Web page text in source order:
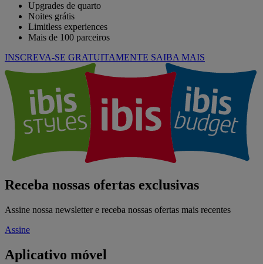
Upgrades de quarto
Noites grátis
Limitless experiences
Mais de 100 parceiros
INSCREVA-SE GRATUITAMENTE SAIBA MAIS
Receba nossas ofertas exclusivas
Assine nossa newsletter e receba nossas ofertas mais recentes
Assine
Aplicativo móvel